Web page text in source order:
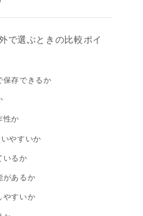
で選ぶときの比較ポイ
保存できるか
性か
やすいか
いるか
があるか
やすいか